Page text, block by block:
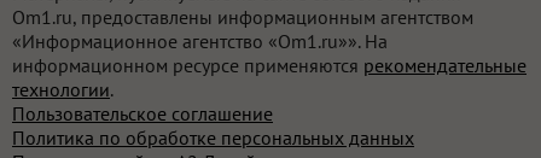
Om1.ru, предоставлены информационным агентством
«Информационное агентство «Om1.ru»». На
информационном ресурсе применяются рекомендательные
технологии.
Пользовательское соглашение
Политика по обработке персональных данных